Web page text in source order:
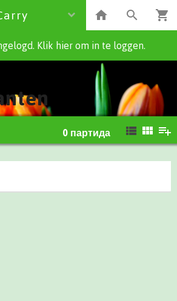
Klik hier om in te loggen.
0 партида